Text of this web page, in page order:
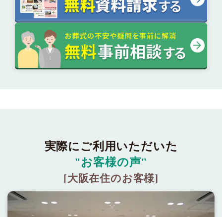
実際にご利用いただいた
"お客様の声"
[大阪在住のお客様]